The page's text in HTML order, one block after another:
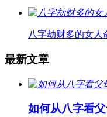
八字劫财多的女人
最新文章
如何从八字看